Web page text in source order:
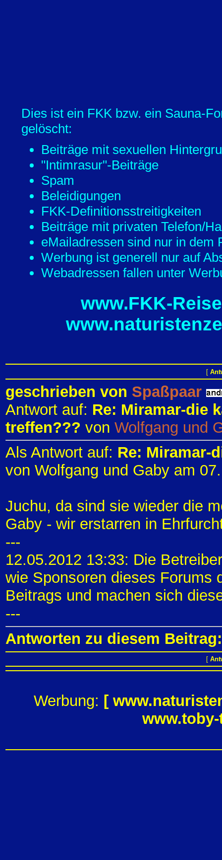
Dies ist ein FKK bzw. ein Sauna-
gelöscht:
Beiträge mit sexuellen
"Intimrasur"-Beiträge
Spam
Beleidigungen
FKK-Definitionsstreitigkeiten
Beiträge mit privaten Telefon/
eMailadressen sind nur in dem
Werbung ist generell nur auf
Webadressen fallen unter
www.FKK-
[
geschrieben von Spaßpaar
Antwort auf: Re: Miramar-die
treffen??? von Wolfgang und
Als Antwort auf: Re: Miramar-
von Wolfgang und Gaby am
Juchu, da sind sie wieder die
Gaby - wir erstarren in
---
12.05.2012 13:33: Die
wie Sponsoren dieses Forums
Beitrags und machen sich
---
Antworten zu diesem Beitrag:
[
Werbung: [